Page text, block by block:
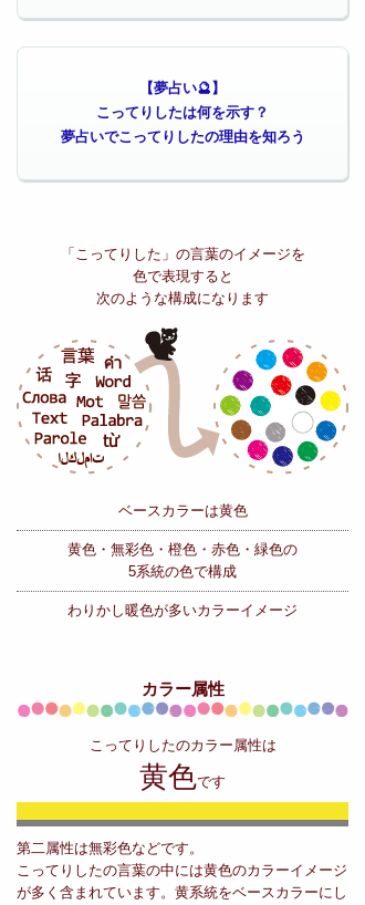
【夢占い🔮】
こってりしたは何を示す？
夢占いでこってりしたの理由を知ろう
「こってりした」の言葉のイメージを
色で表現すると
次のような構成になります
ベースカラーは黄色
黄色・無彩色・橙色・赤色・緑色の
5系統の色で構成
わりかし暖色が多いカラーイメージ
カラー属性
こってりしたのカラー属性は
黄色です
第二属性は無彩色などです。
こってりしたの言葉の中には黄色のカラーイメージ
が多く含まれています。黄系統をベースカラーにし